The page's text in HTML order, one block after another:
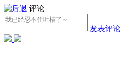
评论
发表评论